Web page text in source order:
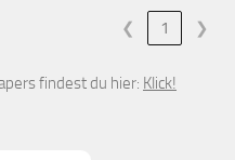
❮ 1 ❯
findest du hier: Klick!